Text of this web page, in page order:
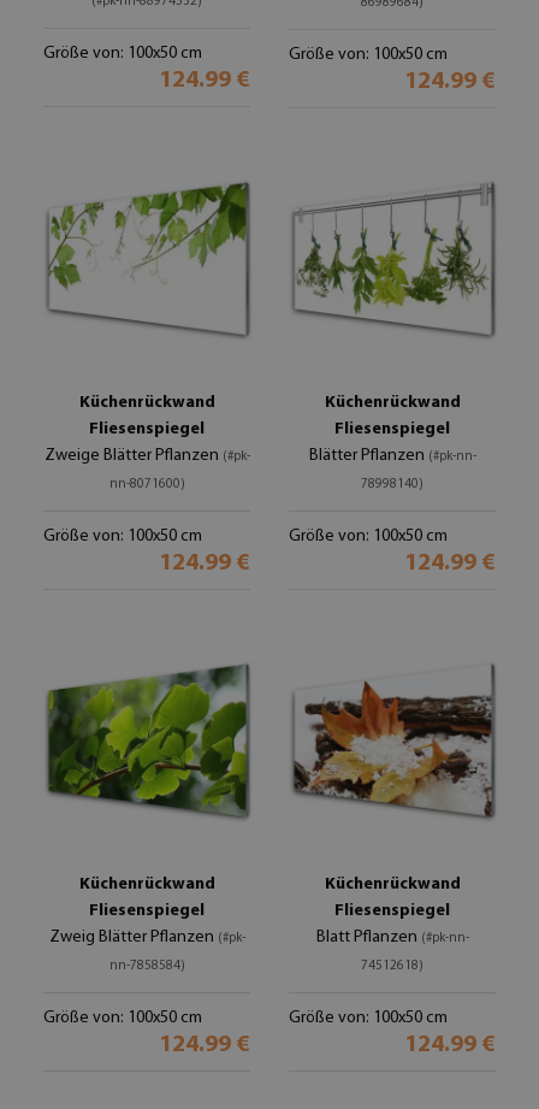
Größe von: 100x50 cm
124.99 €
86989684)
Größe von: 100x50 cm
124.99 €
Küchenrückwand
Fliesenspiegel
Zweige Blätter Pflanzen (#pk-
nn-8071600)
Größe von: 100x50 cm
124.99 €
Küchenrückwand
Fliesenspiegel
Blätter Pflanzen (#pk-nn-
78998140)
Größe von: 100x50 cm
124.99 €
Küchenrückwand
Fliesenspiegel
Zweig Blätter Pflanzen (#pk-
nn-7858584)
Größe von: 100x50 cm
124.99 €
Küchenrückwand
Fliesenspiegel
Blatt Pflanzen (#pk-nn-
74512618)
Größe von: 100x50 cm
124.99 €